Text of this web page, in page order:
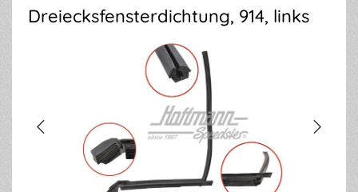
Dreiecksfensterdichtung, 914, links
Bildergalerie überspringen